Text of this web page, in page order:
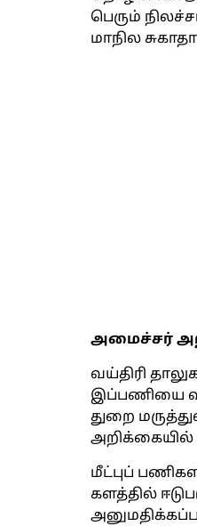
பெரும்
மாநில
அமைச்சர்
வய்திரி
இப்பணியை
துறை
அறிக்கையில்
மீட்புப்
களத்தில்